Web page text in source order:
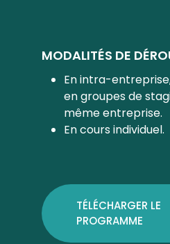
MODALITÉS DE
En intra-
en groupes de
même entreprise.
En cours individuel.
TÉLÉCHARGER LE
PROGRAMME